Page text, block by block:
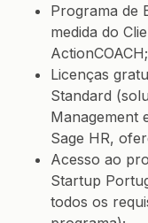
Programa de
medida do
ActionCOACH;
Licenças
Standard
Management
Sage HR,
Acesso ao
Startup
todos os